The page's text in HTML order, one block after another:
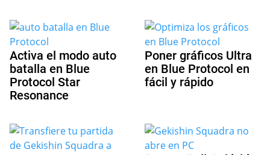
Activa el modo auto
batalla en Blue
Protocol Star
Resonance
Poner gráficos Ultra
en Blue Protocol en
fácil y rápido